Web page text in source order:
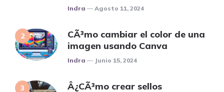
Posted
Indra Agosto 11, 2024
CÃ³mo cambiar el color de una
imagen usando Canva
Posted
Indra Junio 15, 2024
Â¿CÃ³mo crear sellos